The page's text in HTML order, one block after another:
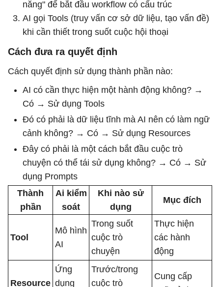
"""Plan a new feature with structured
    return [UserMessage(
content=f"Plan the '{feature_name}' feature.
                f"1) database changes needed, "
                f"3) testing strategy, "
                f"4) rollout plan."
năng" để bắt đầu workflow có cấu trúc
AI gọi Tools (truy vấn cơ sở dữ liệu, tạo vấn đề)
khi cần thiết trong suốt cuộc hội thoại
Cách đưa ra quyết định
Cách quyết định sử dụng thành phần nào:
AI có cần thực hiện một hành động không? →
Có → Sử dụng Tools
Đó có phải là dữ liệu tĩnh mà AI nên có làm ngữ
cảnh không? → Có → Sử dụng Resources
Đây có phải là một cách bắt đầu cuộc trò
chuyện có thể tái sử dụng không? → Có → Sử
dụng Prompts
Thành
phần
Ai kiểm
soát
Khi nào sử
dụng
Mục đích
Tool
Mô hình
AI
Trong suốt
cuộc trò
chuyện
Thực hiện
các hành
động
Resource
Ứng
dụng
Trước/trong
cuộc trò
Cung cấp